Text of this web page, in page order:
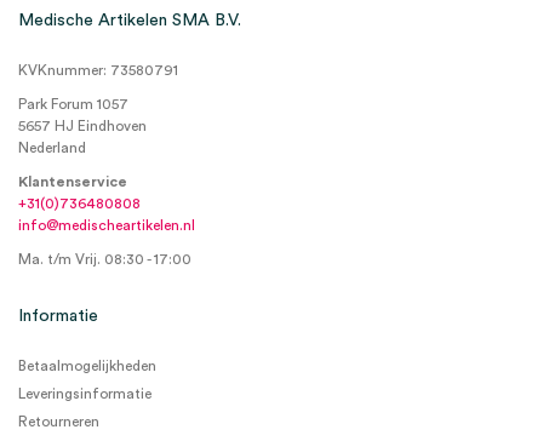
Medische Artikelen SMA B.V.
KVKnummer: 73580791
Park Forum 1057
5657 HJ Eindhoven
Nederland
Klantenservice
+31(0)736480808
info@medischeartikelen.nl
Ma. t/m Vrij. 08:30 - 17:00
Informatie
Betaalmogelijkheden
Leveringsinformatie
Retourneren